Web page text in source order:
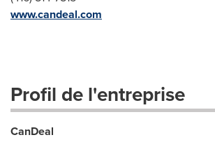
www.candeal.com
Profil de l'entreprise
CanDeal